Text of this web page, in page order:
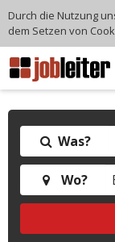
Was?
Wo?
Durch die Nutzung
dem Setzen von